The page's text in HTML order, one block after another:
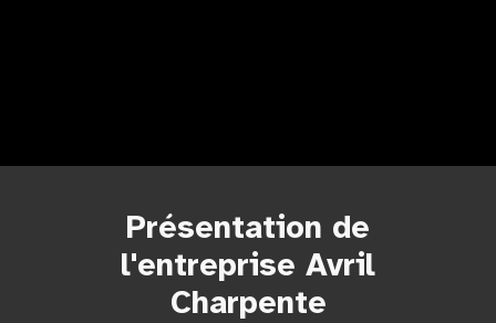
Présentation de
l'entreprise Avril
Charpente